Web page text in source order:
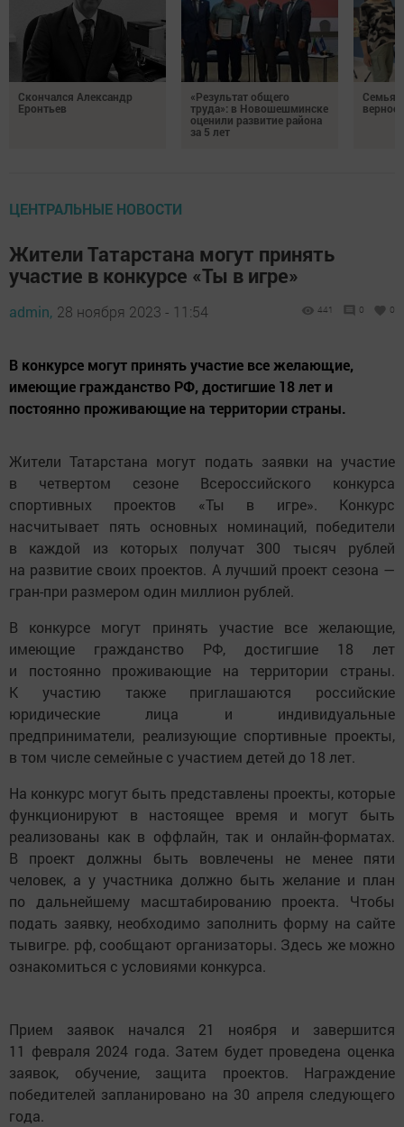
Скончался Александр
Еронтьев
«Результат общего
труда»: в Новошешминске
оценили развитие района
за 5 лет
Семья
ЦЕНТРАЛЬНЫЕ НОВОСТИ
Жители Татарстана могут принять
участие в конкурсе «Ты в игре»
admin, 28 ноября 2023 - 11:54 441 0 0
В конкурсе могут принять участие все желающие,
имеющие гражданство РФ, достигшие 18 лет и
постоянно проживающие на территории страны.
Жители Татарстана могут подать заявки на участие
в четвертом сезоне Всероссийского конкурса
спортивных проектов «Ты в игре». Конкурс
насчитывает пять основных номинаций, победители
в каждой из которых получат 300 тысяч рублей
на развитие своих проектов. А лучший проект сезона —
гран-при размером один миллион рублей.
В конкурсе могут принять участие все желающие,
имеющие гражданство РФ, достигшие 18 лет
и постоянно проживающие на территории страны.
К участию также приглашаются российские
юридические лица и индивидуальные
предприниматели, реализующие спортивные проекты,
в том числе семейные с участием детей до 18 лет.
На конкурс могут быть представлены проекты, которые
функционируют в настоящее время и могут быть
реализованы как в оффлайн, так и онлайн-форматах.
В проект должны быть вовлечены не менее пяти
человек, а у участника должно быть желание и план
по дальнейшему масштабированию проекта. Чтобы
подать заявку, необходимо заполнить форму на сайте
тывигре. рф, сообщают организаторы. Здесь же можно
ознакомиться с условиями конкурса.
Прием заявок начался 21 ноября и завершится
11 февраля 2024 года. Затем будет проведена оценка
заявок, обучение, защита проектов. Награждение
победителей запланировано на 30 апреля следующего
года.